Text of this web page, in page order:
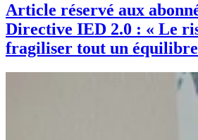
Article réservé aux
Directive IED 2.0 : « Le
fragiliser tout un